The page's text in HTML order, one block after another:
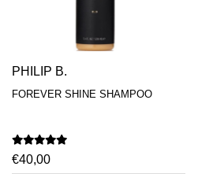
PHILIP B.
FOREVER SHINE SHAMPOO
€40,00